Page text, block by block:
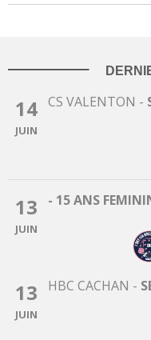
14
JUIN
CS VALENTON -
13
JUIN
- 15 ANS
13
JUIN
HBC CACHAN -